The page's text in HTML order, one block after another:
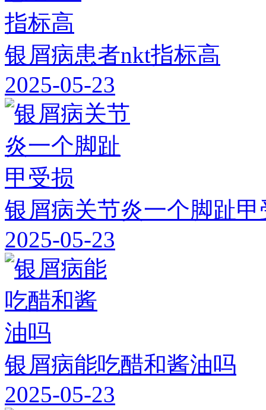
银屑病患者nkt指标高
2025-05-23
银屑病关节炎一个脚趾甲
2025-05-23
银屑病能吃醋和酱油吗
2025-05-23